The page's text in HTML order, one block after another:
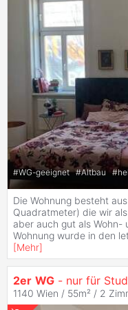
#WG-geeignet #Altbau #
Die Wohnung besteht
Quadratmeter) die wir
aber auch gut als Wohn-
Wohnung wurde in den
[Mehr]
2er WG - nur für Studenten !
1140 Wien / 55m² / 2